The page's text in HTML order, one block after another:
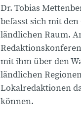
Dr. Tobias
befasst sich mit
ländlichen Raum.
mit ihm über den
ländlichen
Lokalredaktionen
können.